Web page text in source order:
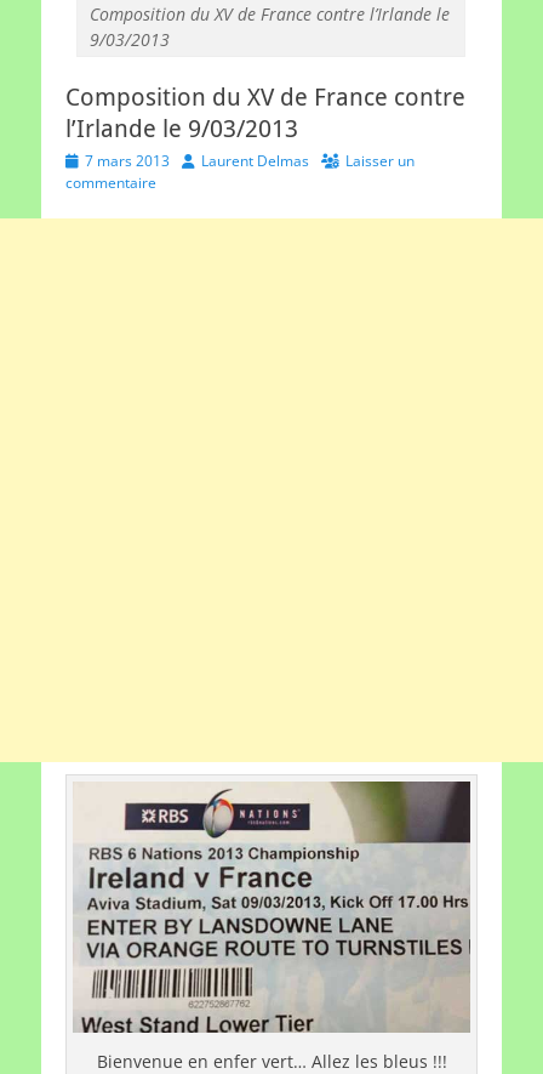
Composition du XV de France contre l’Irlande le
9/03/2013
Composition du XV de France contre
l’Irlande le 9/03/2013
Posted
on
7 mars 2013 AuthorLaurent Delmas
Laisser un
commentaire
Bienvenue en enfer vert… Allez les bleus !!!